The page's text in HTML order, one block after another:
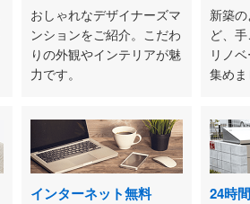
おしゃれなデザイナーズマ
ンションをご紹介。こだわ
りの外観やインテリアが魅
力です。
新築
ど、
リノ
集めま
インターネット無料 24時